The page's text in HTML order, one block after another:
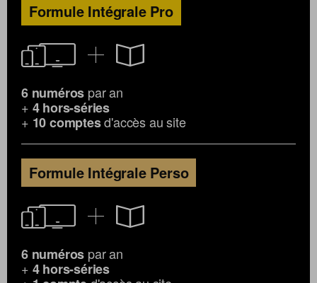
Formule Intégrale Pro
6 numéros par an
+ 4 hors-séries
+ 10 comptesd'accès au site
Formule Intégrale Perso
6 numéros par an
+ 4 hors-séries